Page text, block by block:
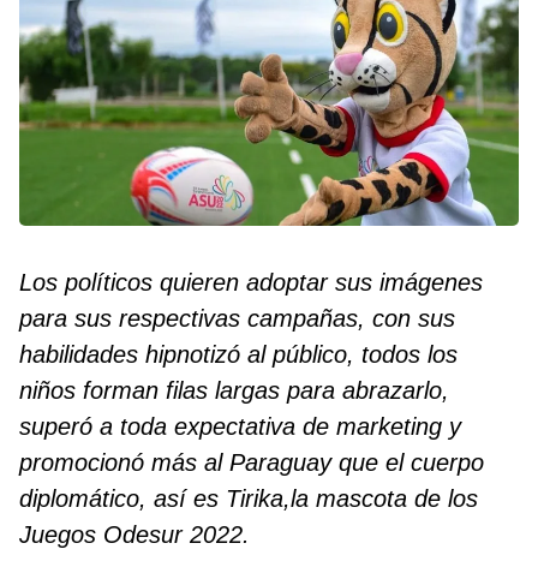
Los políticos quieren adoptar sus imágenes
para sus respectivas campañas, con sus
habilidades hipnotizó al público, todos los
niños forman filas largas para abrazarlo,
superó a toda expectativa de marketing y
promocionó más al Paraguay que el cuerpo
diplomático, así es Tirika,la mascota de los
Juegos Odesur 2022.